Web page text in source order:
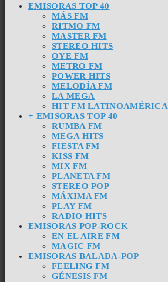
EMISORAS TOP 40
MÁS FM
RITMO FM
MASTER FM
STEREO HITS
OYE FM
METRO FM
POWER HITS
MELODÍA FM
LA MEGA
HIT FM LATINOAMÉRICA
+ EMISORAS TOP 40
RUMBA FM
MEGA HITS
FIESTA FM
KISS FM
MIX FM
PLANETA FM
STEREO POP
MÁXIMA FM
PLAY FM
RADIO HITS
EMISORAS POP-ROCK
EN EL AIRE FM
MAGIC FM
EMISORAS BALADA-POP
FEELING FM
GÉNESIS FM